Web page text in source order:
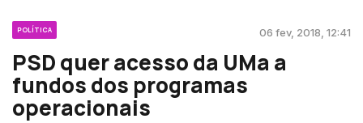
POLÍTICA 06 fev, 2018, 12:41
PSD quer acesso da UMa a
fundos dos programas
operacionais